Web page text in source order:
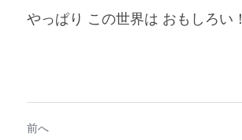
やっぱり この世界は おもしろい！
前へ